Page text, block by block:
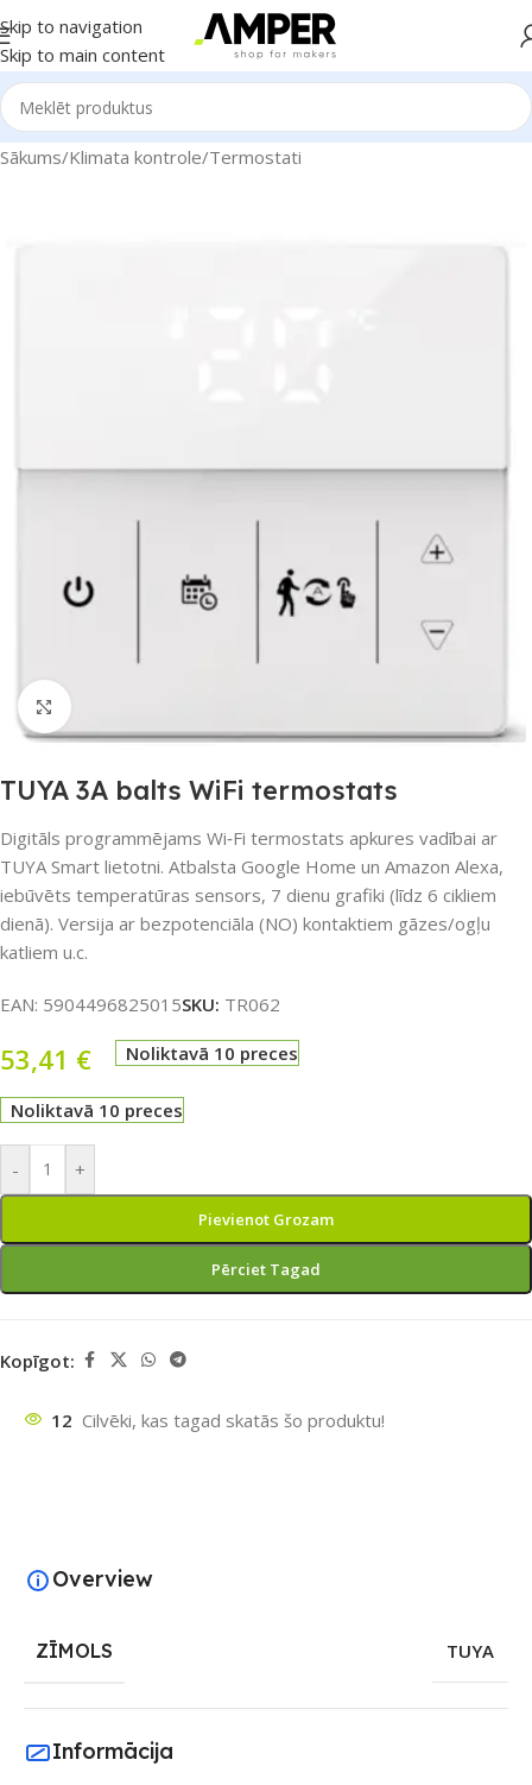
Skip to navigation
Skip to main content
Sākums/Klimata kontrole/Termostati
Noklikšķiniet, lai palielinātu
TUYA 3A balts WiFi termostats
Digitāls programmējams Wi‑Fi termostats apkures vadībai ar
TUYA Smart lietotni. Atbalsta Google Home un Amazon Alexa,
iebūvēts temperatūras sensors, 7 dienu grafiki (līdz 6 cikliem
dienā). Versija ar bezpotenciāla (NO) kontaktiem gāzes/ogļu
katliem u.c.
EAN: 5904496825015SKU: TR062
53,41 € Noliktavā 10 preces
Noliktavā 10 preces
- +
Pievienot Grozam
Pērciet Tagad
Kopīgot:
12 Cilvēki, kas tagad skatās šo produktu!
Overview
ZĪMOLS TUYA
Informācija